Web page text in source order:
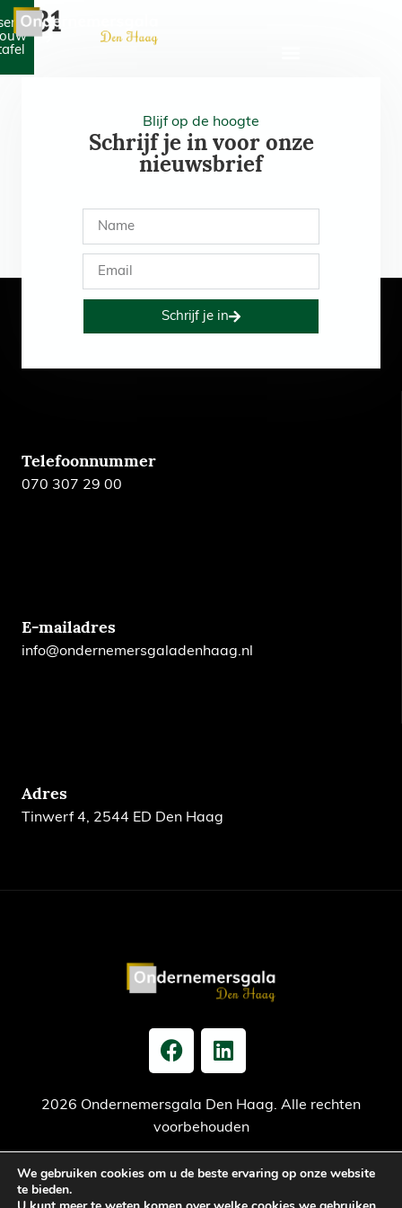
631
Blijf op de hoogte
Schrijf je in voor onze
nieuwsbrief
Schrijf je in
Telefoonnummer
070 307 29 00
E-mailadres
info@ondernemersgaladenhaag.nl
Adres
Tinwerf 4, 2544 ED Den Haag
2026 Ondernemersgala Den Haag. Alle rechten
voorbehouden
Privacy verklaring Cookiebeleid Jaarrekening
We gebruiken cookies om u de beste ervaring op onze website
te bieden.